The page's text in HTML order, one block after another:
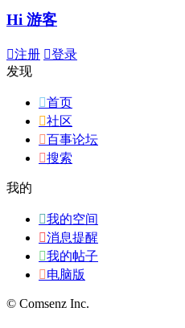
Hi 游客
注册 登录
发现
首页
社区
百事论坛
搜索
我的
我的空间
消息提醒
我的帖子
电脑版
© Comsenz Inc.